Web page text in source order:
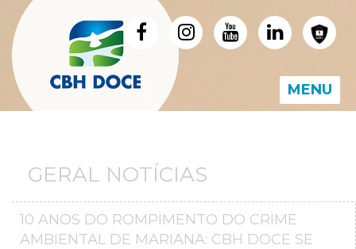
MENU
GERAL NOTÍCIAS
10 ANOS DO ROMPIMENTO DO CRIME
AMBIENTAL DE MARIANA: CBH DOCE SE